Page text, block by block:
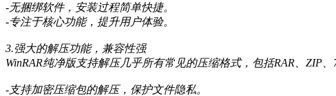
-无捆绑软件，安装过程简单快捷。
-专注于核心功能，提升用户体验。
3.强大的解压功能，兼容性强
WinRAR纯净版支持解压几乎所有常见的压缩格式，包括RAR、ZIP
-支持加密压缩包的解压，保护文件隐私。